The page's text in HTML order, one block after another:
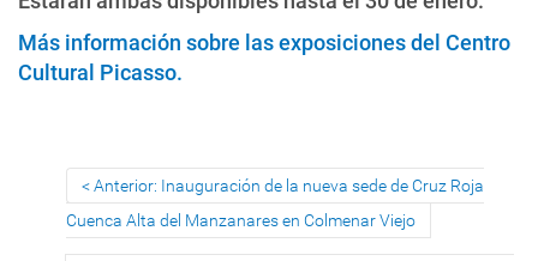
Más información sobre las exposiciones del Centro
Cultural Picasso.
Anterior: Inauguración de la nueva sede de Cruz Roja
Cuenca Alta del Manzanares en Colmenar Viejo